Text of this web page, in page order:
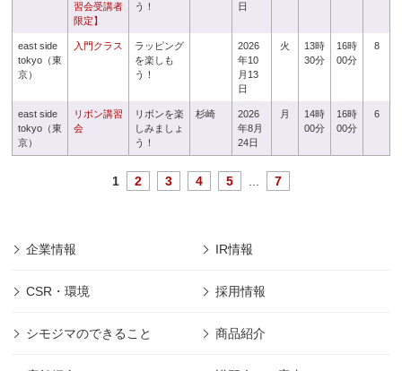
習会受講者
限定】
う！
日
east side
tokyo（東
京）
入門クラス
ラッピング
を楽しも
う！
2026
年10
月13
日
火
13時
30分
16時
00分
8
east side
tokyo（東
京）
リボン講習
会
リボンを楽
しみましょ
う！
杉崎
2026
年8月
24日
月
14時
00分
16時
00分
6
1 2 3 4 5 7
企業情報 IR情報
CSR・環境 採用情報
シモジマのできること 商品紹介